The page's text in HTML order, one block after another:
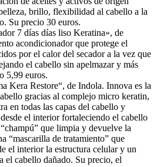
brillo, flexibilidad al cabello a la
Su precio 30 euros.
7 días días liso Keratina», de
acondicionador que protege el
por el calor del secador a la vez que
el cabello sin apelmazar y más
5,99 euros.
Kera Restore“, de Indola. Innova es la
gracias al complejo micro keratin,
en todas las capas del cabello y
el interior fortaleciendo el cabello
que limpia y devuelve la
“mascarilla de tratamiento” que
el interior la estructura celular y un
el cabello dañado. Su precio, el